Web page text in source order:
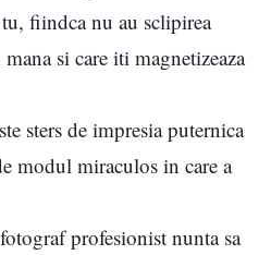
fiindca nu au sclipirea
si care iti magnetizeaza
sters de impresia puternica
modul miraculos in care a
profesionist nunta sa